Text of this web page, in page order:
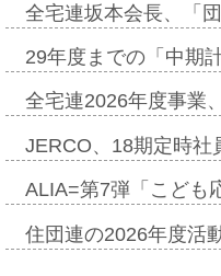
全宅連坂本会長、「
29年度までの「中期
全宅連2026年度事業
JERCO、18期定時
ALIA=第7弾「こども
住団連の2026年度活